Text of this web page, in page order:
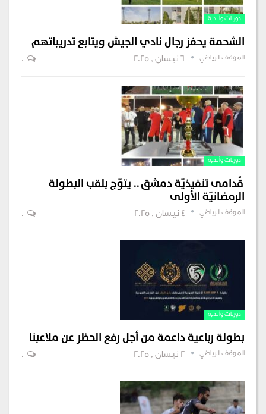
دوريات وأندية
الشحمة يحفز رجال نادي الجيش ويتابع تدريباتهم
الموقف الرياضي 0
دوريات وأندية
قُدامى تنفيذيّة دمشق .. يتوّج بلقب البطولة
الرمضانيّة الأولى
الموقف الرياضي 0
دوريات وأندية
بطولة رباعية داعمة من أجل رفع الحظر عن ملاعبنا
الموقف الرياضي 0